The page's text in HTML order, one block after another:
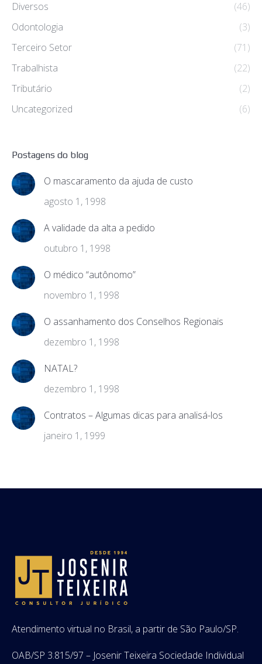
Diversos
(46)
Odontologia
(3)
Terceiro Setor
(71)
Trabalhista
(22)
Tributário
(2)
Uncategorized
(6)
Postagens do blog
O mascaramento da ajuda de custo
agosto 1, 1998
A validade da alta a pedido
outubro 1, 1998
O médico “autônomo”
novembro 1, 1998
O assanhamento dos Conselhos Regionais
dezembro 1, 1998
NATAL?
dezembro 1, 1998
Contratos – Algumas dicas para analisá-los
janeiro 1, 1999
Atendimento virtual no Brasil, a partir de São Paulo/SP.
OAB/SP 3.815/97 – Josenir Teixeira Sociedade Individual